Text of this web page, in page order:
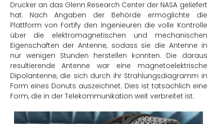
Drucker an das Glenn Research Center der NASA geliefert
hat. Nach Angaben der Behörde ermöglichte die
Plattform von Fortify den Ingenieuren die volle Kontrolle
über die elektromagnetischen und mechanischen
Eigenschaften der Antenne, sodass sie die Antenne in
nur wenigen Stunden herstellen konnten. Die daraus
resultierende Antenne war eine magnetoelektrische
Dipolantenne, die sich durch ihr Strahlungsdiagramm in
Form eines Donuts auszeichnet. Dies ist tatsächlich eine
Form, die in der Telekommunikation weit verbreitet ist.